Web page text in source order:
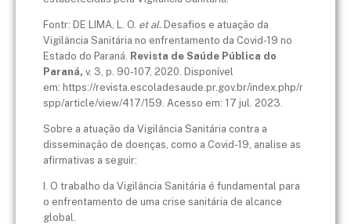
Fontr: DE LIMA, L. O. et al. Desafios e atuação da
Vigilância Sanitária no enfrentamento da Covid-19 no
Estado do Paraná. Revista de Saúde Pública do
Paraná, v. 3, p. 90-107, 2020. Disponível
em: https://revista.escoladesaude.pr.gov.br/index.php/r
spp/article/view/417/159. Acesso em: 17 jul. 2023.
Sobre a atuação da Vigilância Sanitária contra a
disseminação de doenças, como a Covid-19, analise as
afirmativas a seguir:
I. O trabalho da Vigilância Sanitária é fundamental para
o enfrentamento de uma crise sanitária de alcance
global.​